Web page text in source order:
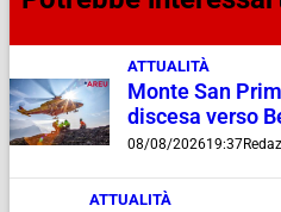
ATTUALITÀ
Monte San
discesa verso
08/08/202619:37
ATTUALITÀ